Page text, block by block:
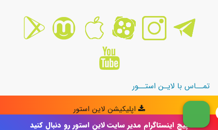
پیج اینستاگرام مدیر سایت لاین استور رو دنبال کنید